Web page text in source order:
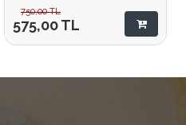
750,00TL
575,00TL